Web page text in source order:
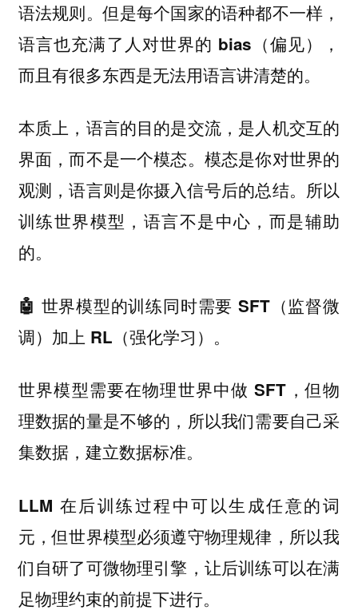
语法规则。但是每个国家的语种都不一样，
语言也充满了人对世界的 bias（偏见），
而且有很多东西是无法用语言讲清楚的。
本质上，语言的目的是交流，是人机交互的
界面，而不是一个模态。模态是你对世界的
观测，语言则是你摄入信号后的总结。所以
训练世界模型，语言不是中心，而是辅助
的。
🤖 世界模型的训练同时需要 SFT（监督微
调）加上 RL（强化学习）。
世界模型需要在物理世界中做 SFT，但物
理数据的量是不够的，所以我们需要自己采
集数据，建立数据标准。
LLM 在后训练过程中可以生成任意的词
元，但世界模型必须遵守物理规律，所以我
们自研了可微物理引擎，让后训练可以在满
足物理约束的前提下进行。